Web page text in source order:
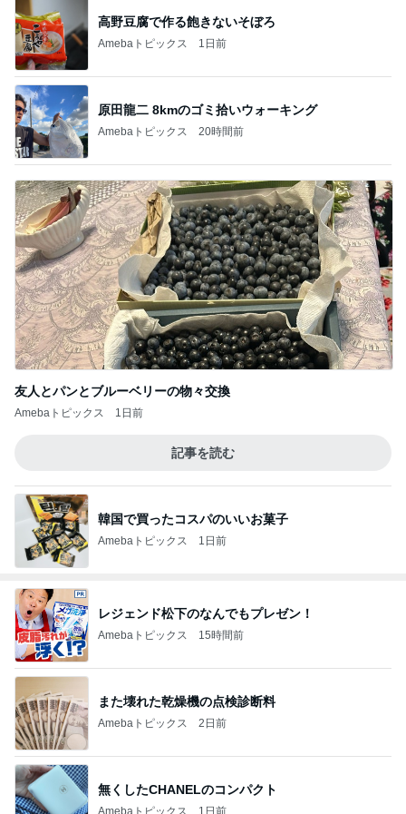
高野豆腐で作る飽きないそぼろ
Amebaトピックス 1日前
原田龍二 8kmのゴミ拾いウォーキング
Amebaトピックス 20時間前
友人とパンとブルーベリーの物々交換
Amebaトピックス 1日前
記事を読む
韓国で買ったコスパのいいお菓子
Amebaトピックス 1日前
レジェンド松下のなんでもプレゼン！
Amebaトピックス 15時間前
また壊れた乾燥機の点検診断料
Amebaトピックス 2日前
無くしたCHANELのコンパクト